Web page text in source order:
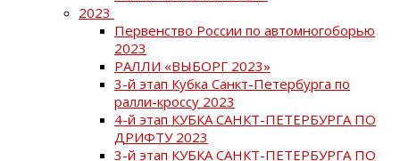
2023
Первенство России по автомногоборью
2023
РАЛЛИ «ВЫБОРГ 2023»
3-й этап Кубка Санкт-Петербурга по
ралли-кроссу 2023
4-й этап КУБКА САНКТ-ПЕТЕРБУРГА ПО
ДРИФТУ 2023
3-й этап КУБКА САНКТ-ПЕТЕРБУРГА ПО